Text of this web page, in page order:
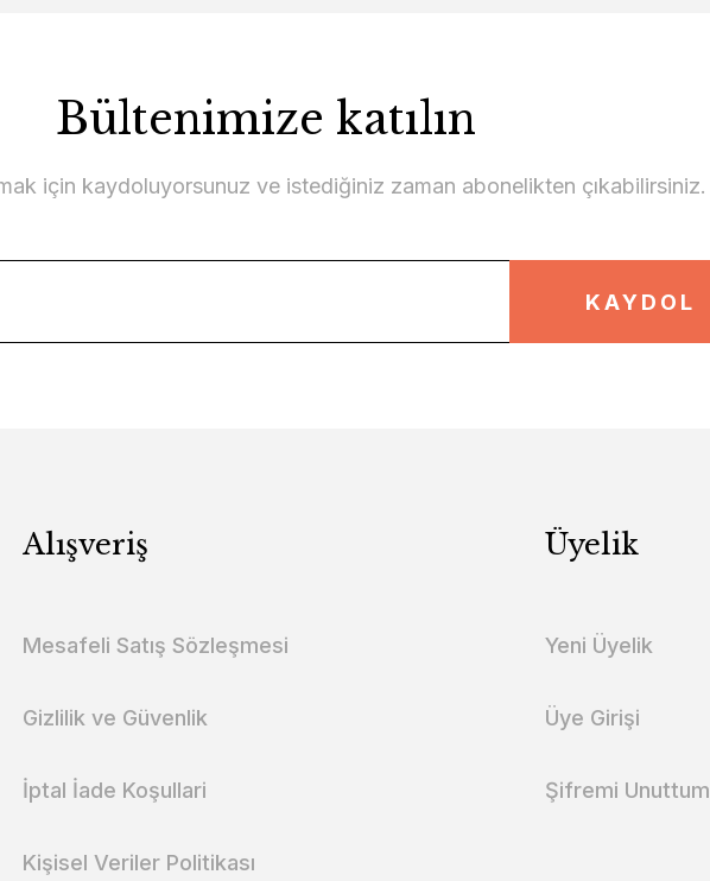
Bültenimize katılın
için kaydoluyorsunuz ve istediğiniz zaman abonelikten çıkabilirsiniz.
KAYDOL
Alışveriş
Mesafeli Satış Sözleşmesi
Gizlilik ve Güvenlik
İptal İade Koşullari
Kişisel Veriler Politikası
Üyelik
Yeni Üyelik
Üye Girişi
Şifremi Unuttum